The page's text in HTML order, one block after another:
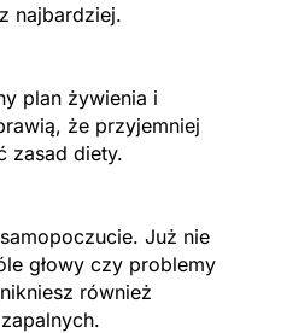
najbardziej.
plan żywienia i
że przyjemniej
zasad diety.
Już nie
głowy czy problemy
również